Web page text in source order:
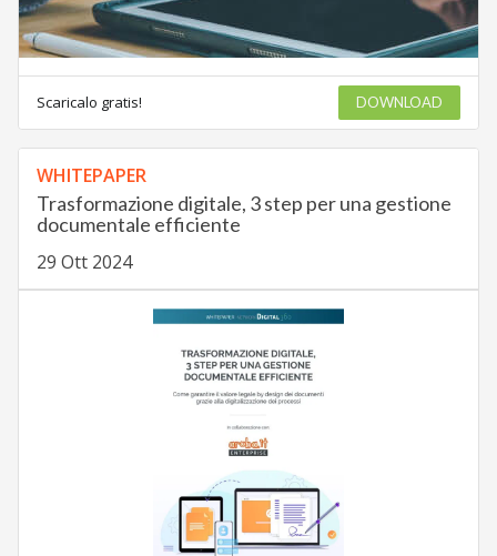
Scaricalo gratis! DOWNLOAD
WHITEPAPER
Trasformazione digitale, 3 step per una gestione
documentale efficiente
29 Ott 2024